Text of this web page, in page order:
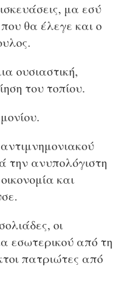
μα εσύ
θα έλεγε και ο
ουσιαστική,
του τοπίου.
την ανυπολόγιστη
και
οι
εσωτερικού από τη
πατριώτες από